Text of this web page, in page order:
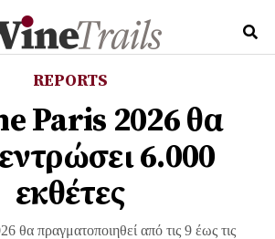
REPORTS
Paris 2026 θα
6.000
εκθέτες
θα πραγματοποιηθεί από τις 9 έως τις